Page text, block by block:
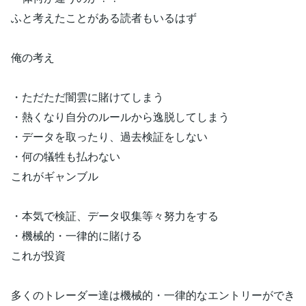
ふと考えたことがある読者もいるはず
俺の考え
・ただただ闇雲に賭けてしまう
・熱くなり自分のルールから逸脱してしまう
・データを取ったり、過去検証をしない
・何の犠牲も払わない
これがギャンブル
・本気で検証、データ収集等々努力をする
・機械的・一律的に賭ける
これが投資
多くのトレーダー達は機械的・一律的なエントリーができ